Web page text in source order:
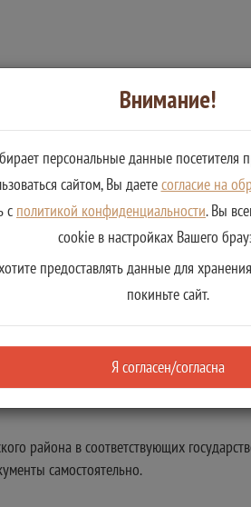
законодательством Российской
района в соответствующих
самостоятельно.
Внимание!
персональные данные
сайтом, Вы даетесогласие на
с политикой конфиденциальности. Вы
cookie в настройках Вашего
предоставлять данные для
покиньте сайт.
Я согласен/согласна